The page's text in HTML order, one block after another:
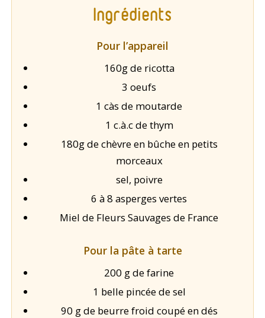
Ingrédients
Pour l’appareil
160g de ricotta
3 oeufs
1 càs de moutarde
1 c.à.c de thym
180g de chèvre en bûche en petits
morceaux
sel, poivre
6 à 8 asperges vertes
Miel de Fleurs Sauvages de France
Pour la pâte à tarte
200 g de farine
1 belle pincée de sel
90 g de beurre froid coupé en dés